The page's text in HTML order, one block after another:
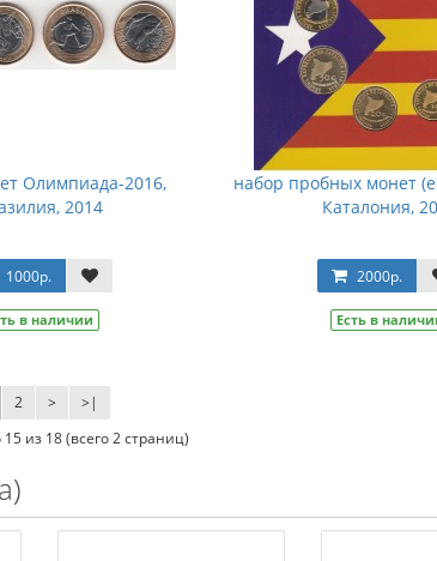
Олимпиада-2016,
2014
1000р.
в наличии
набор пробных монет
Каталония,
2000р.
Есть в
2 > >|
из 18 (всего 2 страниц)